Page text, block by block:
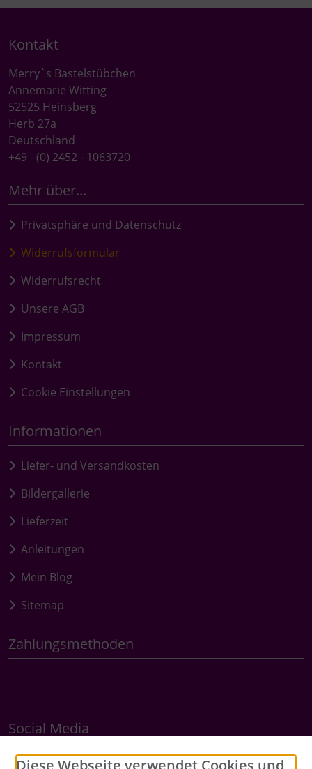
Kontakt
Merry`s Bastelstübchen
Annemarie Witting
52525 Heinsberg
Herb 27a
Deutschland
+49 - (0) 2452 - 1063720
Mehr über...
Privatsphäre und Datenschutz
Widerrufsformular
Widerrufsrecht
Unsere AGB
Impressum
Kontakt
Cookie Einstellungen
Informationen
Liefer- und Versandkosten
Bildergallerie
Lieferzeit
Anleitungen
Mein Blog
Sitemap
Zahlungsmethoden
Social Media
Diese Webseite verwendet Cookies und